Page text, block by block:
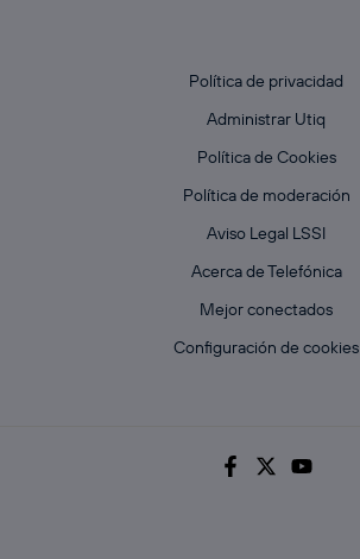
Política de privacidad
Administrar Utiq
Política de Cookies
Política de moderación
Aviso Legal LSSI
Acerca de Telefónica
Mejor conectados
Configuración de cookies